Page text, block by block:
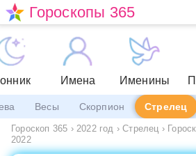
Гороскопы 365
Имена Именины
Весы Скорпион Стрелец
Гороскоп 365 › 2022 год › Стрелец ›
2022